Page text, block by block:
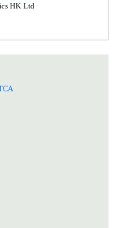
HK Ltd